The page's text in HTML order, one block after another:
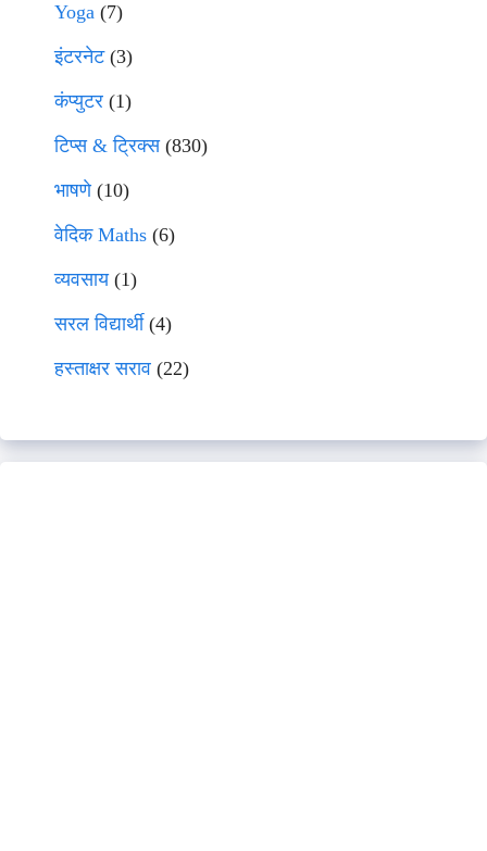
Yoga (7)
इंटरनेट(3)
कंप्युटर (1)
टिप्स & ट्रिक्स(830)
भाषणे(10)
वेदिक Maths (6)
व्यवसाय(1)
सरल विद्यार्थी(4)
हस्ताक्षर सराव (22)